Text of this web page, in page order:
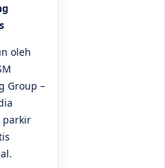
oleh
Group –
parkir